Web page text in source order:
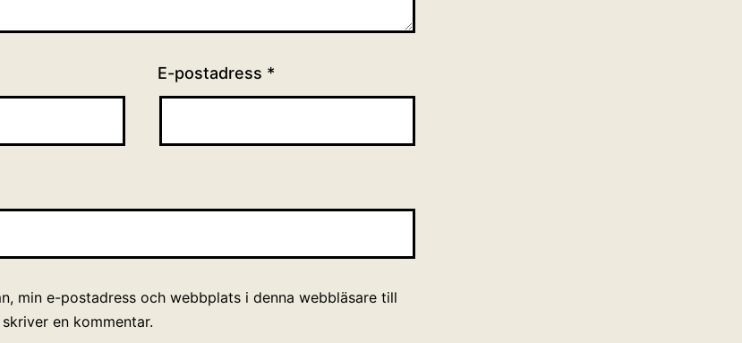
E-postadress *
min e-postadress och webbplats i denna webbläsare till
en kommentar.